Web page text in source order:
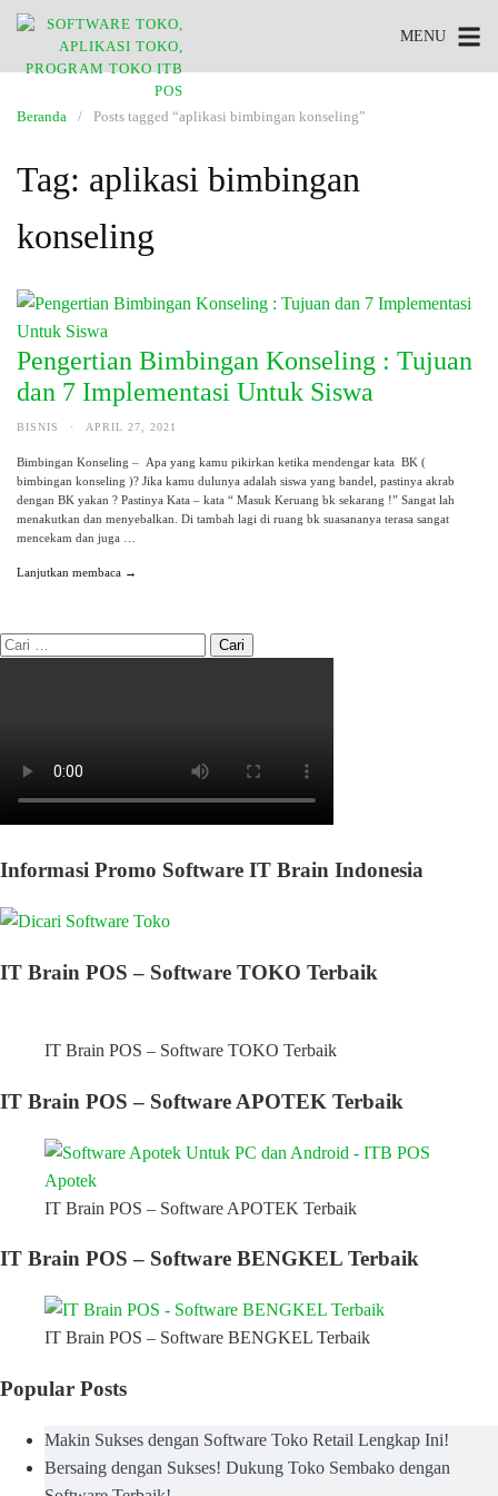
MENU
Beranda Posts tagged “aplikasi bimbingan konseling”
Tag: aplikasi bimbingan
konseling
Pengertian Bimbingan Konseling : Tujuan
dan 7 Implementasi Untuk Siswa
BISNIS · APRIL 27, 2021
Bimbingan Konseling – Apa yang kamu pikirkan ketika mendengar kata BK (
bimbingan konseling )? Jika kamu dulunya adalah siswa yang bandel, pastinya akrab
dengan BK yakan ? Pastinya Kata – kata “ Masuk Keruang bk sekarang !” Sangat lah
menakutkan dan menyebalkan. Di tambah lagi di ruang bk suasananya terasa sangat
mencekam dan juga …
Lanjutkan membaca →
Informasi Promo Software IT Brain Indonesia
IT Brain POS – Software TOKO Terbaik
IT Brain POS – Software TOKO Terbaik
IT Brain POS – Software APOTEK Terbaik
IT Brain POS – Software APOTEK Terbaik
IT Brain POS – Software BENGKEL Terbaik
IT Brain POS – Software BENGKEL Terbaik
Popular Posts
Makin Sukses dengan Software Toko Retail Lengkap Ini!
Bersaing dengan Sukses! Dukung Toko Sembako dengan